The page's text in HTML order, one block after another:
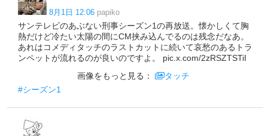
8月1日 12:06 papiko
サンテレビのあぶない刑事シーズン1の再放送。懐かしくて胸
熱だけど冷たい太陽の間にCM挟み込んでるのは残念だなあ。
あれはコメディタッチのラストカットに続いて哀愁のあるトラ
ンペットが流れるのが良いのですよ。 pic.x.com/2zRSZTSTiI
画像をもっと見る：
タッチ
#シーズン1